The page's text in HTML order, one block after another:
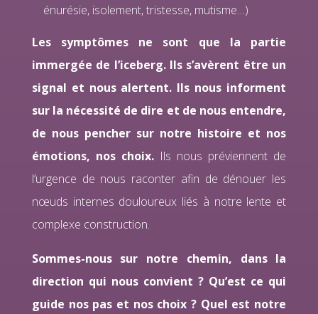
énurésie, isolement, tristesse, mutisme…)
Les symptômes ne sont que la partie
immergée de l’iceberg. Ils s’avèrent être un
signal et nous alertent. Ils nous informent
sur la nécessité de dire et de nous entendre,
de nous pencher sur notre histoire et nos
émotions, nos choix.Ils nous préviennent de
l’urgence de nous raconter afin de dénouer les
nœuds internes douloureux liés à notre lente et
complexe construction.
Sommes-nous sur notre chemin, dans la
direction qui nous convient ? Qu’est ce qui
guide nos pas et nos choix ? Quel est notre